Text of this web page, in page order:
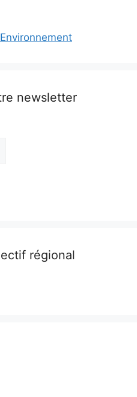
newsletter
régional